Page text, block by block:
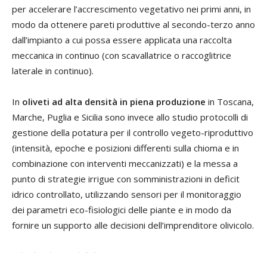
per accelerare l’accrescimento vegetativo nei primi anni, in
modo da ottenere pareti produttive al secondo-terzo anno
dall’impianto a cui possa essere applicata una raccolta
meccanica in continuo (con scavallatrice o raccoglitrice
laterale in continuo).
In oliveti ad alta densità in piena produzione in Toscana,
Marche, Puglia e Sicilia sono invece allo studio protocolli di
gestione della potatura per il controllo vegeto-riproduttivo
(intensità, epoche e posizioni differenti sulla chioma e in
combinazione con interventi meccanizzati) e la messa a
punto di strategie irrigue con somministrazioni in deficit
idrico controllato, utilizzando sensori per il monitoraggio
dei parametri eco-fisiologici delle piante e in modo da
fornire un supporto alle decisioni dell’imprenditore olivicolo.